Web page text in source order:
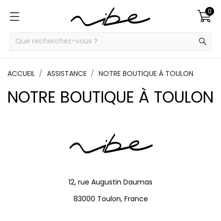
0
ACCUEIL ASSISTANCE NOTRE BOUTIQUE À TOULON
NOTRE BOUTIQUE À TOULON
12, rue Augustin Daumas
83000 Toulon, France